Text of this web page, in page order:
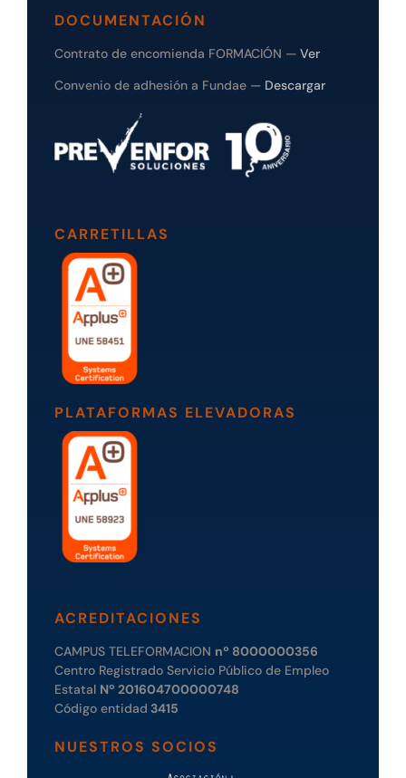
DOCUMENTACIÓN
Contrato de encomienda FORMACIÓN — Ver
Convenio de adhesión a Fundae — Descargar
CARRETILLAS
PLATAFORMAS ELEVADORAS
ACREDITACIONES
CAMPUS TELEFORMACION nº 8000000356
Centro Registrado Servicio Público de Empleo
Estatal Nº 201604700000748
Código entidad 3415
NUESTROS SOCIOS